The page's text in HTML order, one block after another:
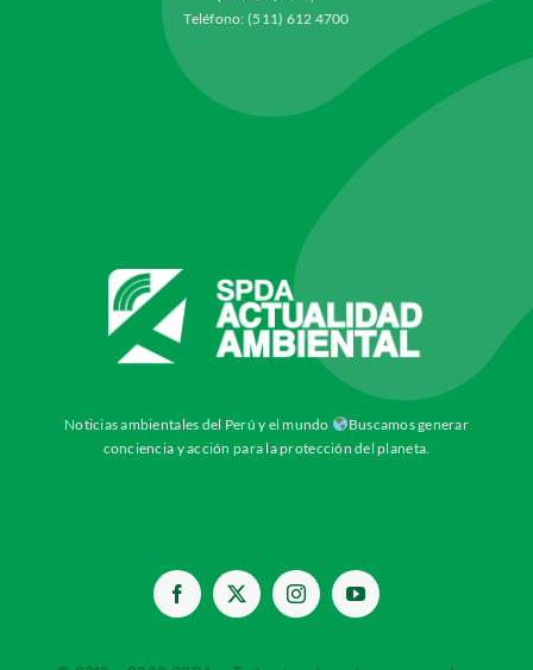
Teléfono: (511) 612 4700
Noticias ambientales del Perú y el mundo
Buscamos generar
conciencia y acción para la protección del planeta.